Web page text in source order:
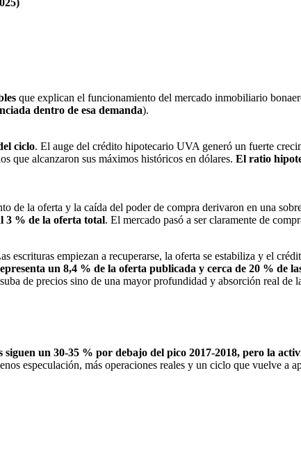
que explican el funcionamiento del mercado inmobiliario
dentro de esa demanda).
ciclo. El auge del crédito hipotecario UVA generó un fuerte
que alcanzaron sus máximos históricos en dólares. El ratio
de la oferta y la caída del poder de compra derivaron en una
3 % de la oferta total. El mercado pasó a ser claramente de
escrituras empiezan a recuperarse, la oferta se estabiliza y el
un 8,4 % de la oferta publicada y cerca de 20 % de
de precios sino de una mayor profundidad y absorción real de
un 30-35 % por debajo del pico 2017-2018, pero la
especulación, más operaciones reales y un ciclo que vuelve a